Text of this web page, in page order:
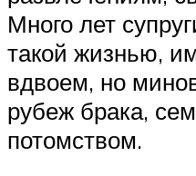
Много лет
такой жизнью,
вдвоем, но
рубеж брака,
потомством.